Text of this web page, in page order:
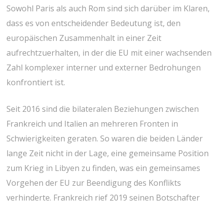
Sowohl Paris als auch Rom sind sich darüber im Klaren,
dass es von entscheidender Bedeutung ist, den
europäischen Zusammenhalt in einer Zeit
aufrechtzuerhalten, in der die EU mit einer wachsenden
Zahl komplexer interner und externer Bedrohungen
konfrontiert ist.
Seit 2016 sind die bilateralen Beziehungen zwischen
Frankreich und Italien an mehreren Fronten in
Schwierigkeiten geraten. So waren die beiden Länder
lange Zeit nicht in der Lage, eine gemeinsame Position
zum Krieg in Libyen zu finden, was ein gemeinsames
Vorgehen der EU zur Beendigung des Konflikts
verhinderte. Frankreich rief 2019 seinen Botschafter